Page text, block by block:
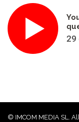
29
© IMCOM MEDIA SL.